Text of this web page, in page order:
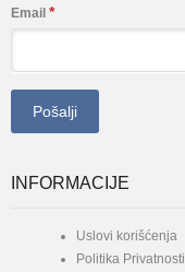
Email *
INFORMACIJE
Uslovi korišćenja
Politika Privatnosti